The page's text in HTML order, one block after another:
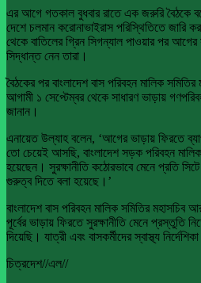
এর আগে গতকাল বুধবার রাতে এক জরুরি বৈঠকে
দেশে চলমান করোনাভাইরাস পরিস্থিতিতে জারি করা
থেকে বাতিলের গ্রিন সিগন্যাল পাওয়ার পর আগের
সিদ্ধান্ত নেন তারা।
বৈঠকের পর বাংলাদেশ বাস পরিবহন মালিক
আগামী ১ সেপ্টেম্বর থেকে সাধারণ ভাড়ায়
জানান।
এনায়েত উল্যাহ বলেন, ‘আগের ভাড়ায় ফিরতে
তো চেয়েই আসছি, বাংলাদেশ সড়ক পরিবহন মালিক
হয়েছেন। সুরক্ষানীতি কঠোরভাবে মেনে প্রতি
গুরুত্ব দিতে বলা হয়েছে।’
বাংলাদেশ বাস পরিবহন মালিক সমিতির
পূর্বের ভাড়ায় ফিরতে সুরক্ষানীতি মেনে প্রস্তুতি
দিয়েছি। যাত্রী এবং বাসকর্মীদের স্বাস্থ্য
চিত্রদেশ//এল//